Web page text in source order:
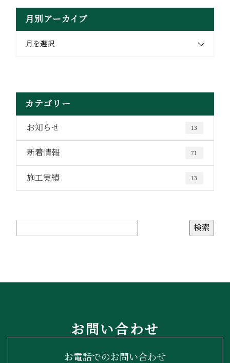
月別アーカイブ
月を選択
カテゴリー
お知らせ 13
新着情報 71
施工実績 13
お問い合わせ
お電話でのお問い合わせ